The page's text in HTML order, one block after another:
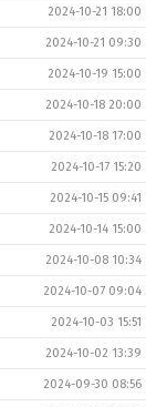
2024-10-21 18:00
2024-10-21 09:30
2024-10-19 15:00
2024-10-18 20:00
2024-10-18 17:00
2024-10-17 15:20
2024-10-15 09:41
2024-10-14 15:00
2024-10-08 10:34
2024-10-07 09:04
2024-10-03 15:51
2024-10-02 13:39
2024-09-30 08:56